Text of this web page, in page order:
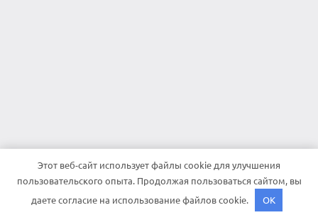
Этот веб-сайт использует файлы cookie для улучшения
пользовательского опыта. Продолжая пользоваться сайтом, вы
даете согласие на использование файлов cookie.
OK